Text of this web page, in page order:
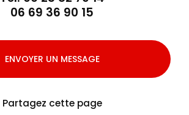
06 69 36 90 15
ENVOYER UN MESSAGE
Partagez cette page